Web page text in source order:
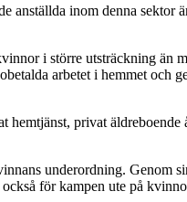
inom denna sektor
i större utsträckning än
arbetet i hemmet och
privat
underordning. Genom
för kampen ute på